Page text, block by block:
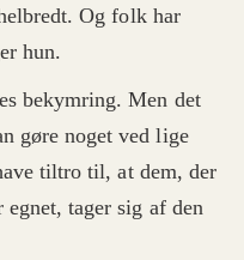
Og folk har
hun.
bekymring. Men det
gøre noget ved lige
tiltro til, at dem, der
tager sig af den